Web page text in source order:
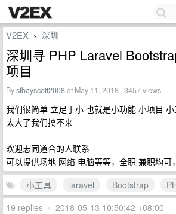
V2EX › 深圳
深圳寻 PHP Laravel
项目
Bysfbayscott2008at May 11, 2018 · 3457 views
我们很简单 立足于小 也就是小功能 小项目
太大了我们搞不来
欢迎志同道合的人联系
可以提供场地 网络 电脑等等，全职 兼职均可
小工具
laravel Bootstrap
19 replies • 2018-05-13 10:50:42 +08:00